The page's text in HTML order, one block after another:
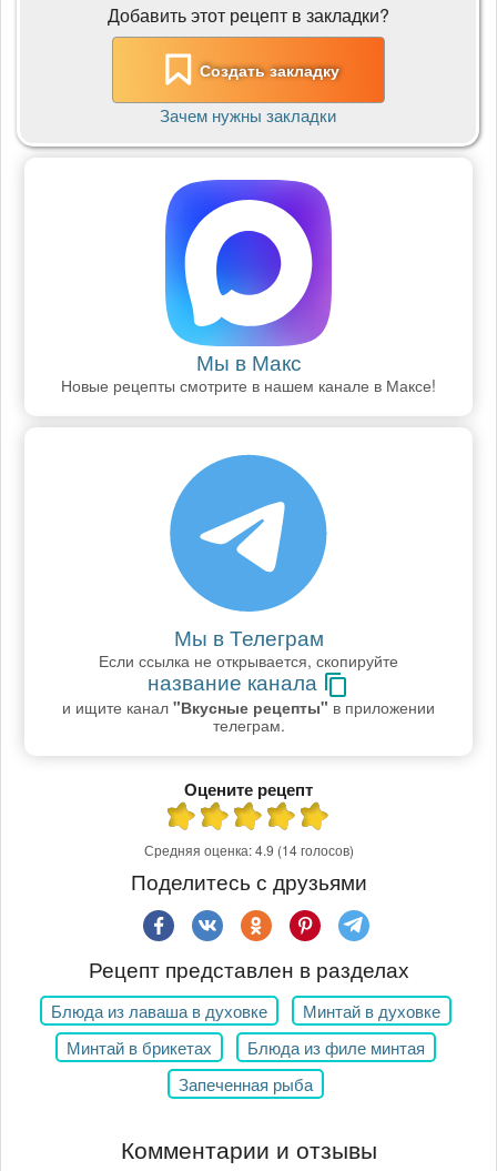
Добавить этот рецепт в закладки?
Создать закладку
Зачем нужны закладки
Мы в Макс
Новые рецепты смотрите в нашем канале в Максе!
Мы в Телеграм
Если ссылка не открывается, скопируйте
название канала
и ищите канал "Вкусные рецепты" в приложении
телеграм.
Оцените рецепт
Средняя оценка:4.9 (14 голосов)
Поделитесь с друзьями
Рецепт представлен в разделах
Блюда из лаваша в духовке
Минтай в духовке
Минтай в брикетах
Блюда из филе минтая
Запеченная рыба
Комментарии и отзывы